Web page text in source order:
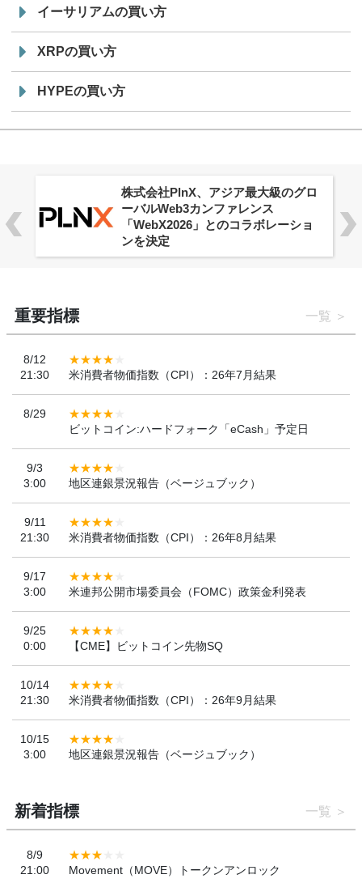
イーサリアムの買い方
XRPの買い方
HYPEの買い方
株式会社PlnX、アジア最大級のグロ
ーバルWeb3カンファレンス
「WebX2026」とのコラボレーショ
ンを決定
重要指標 一覧
8/12
21:30
米消費者物価指数（CPI）：26年7月結果
8/29
ビットコイン:ハードフォーク「eCash」予定日
9/3
3:00
地区連銀景況報告（ベージュブック）
9/11
21:30
米消費者物価指数（CPI）：26年8月結果
9/17
3:00
米連邦公開市場委員会（FOMC）政策金利発表
9/25
0:00
【CME】ビットコイン先物SQ
10/14
21:30
米消費者物価指数（CPI）：26年9月結果
10/15
3:00
地区連銀景況報告（ベージュブック）
新着指標 一覧
8/9
21:00
Movement（MOVE）トークンアンロック